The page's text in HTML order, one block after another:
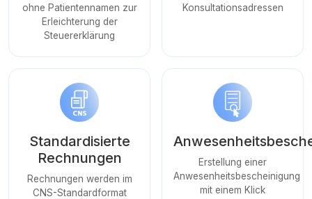
ohne Patientennamen zur
Erleichterung der
Steuererklärung
Konsultationsadressen
Standardisierte
Rechnungen
Rechnungen werden im
CNS-Standardformat
Erstellung einer
Anwesenheitsbescheinigung
mit einem Klick